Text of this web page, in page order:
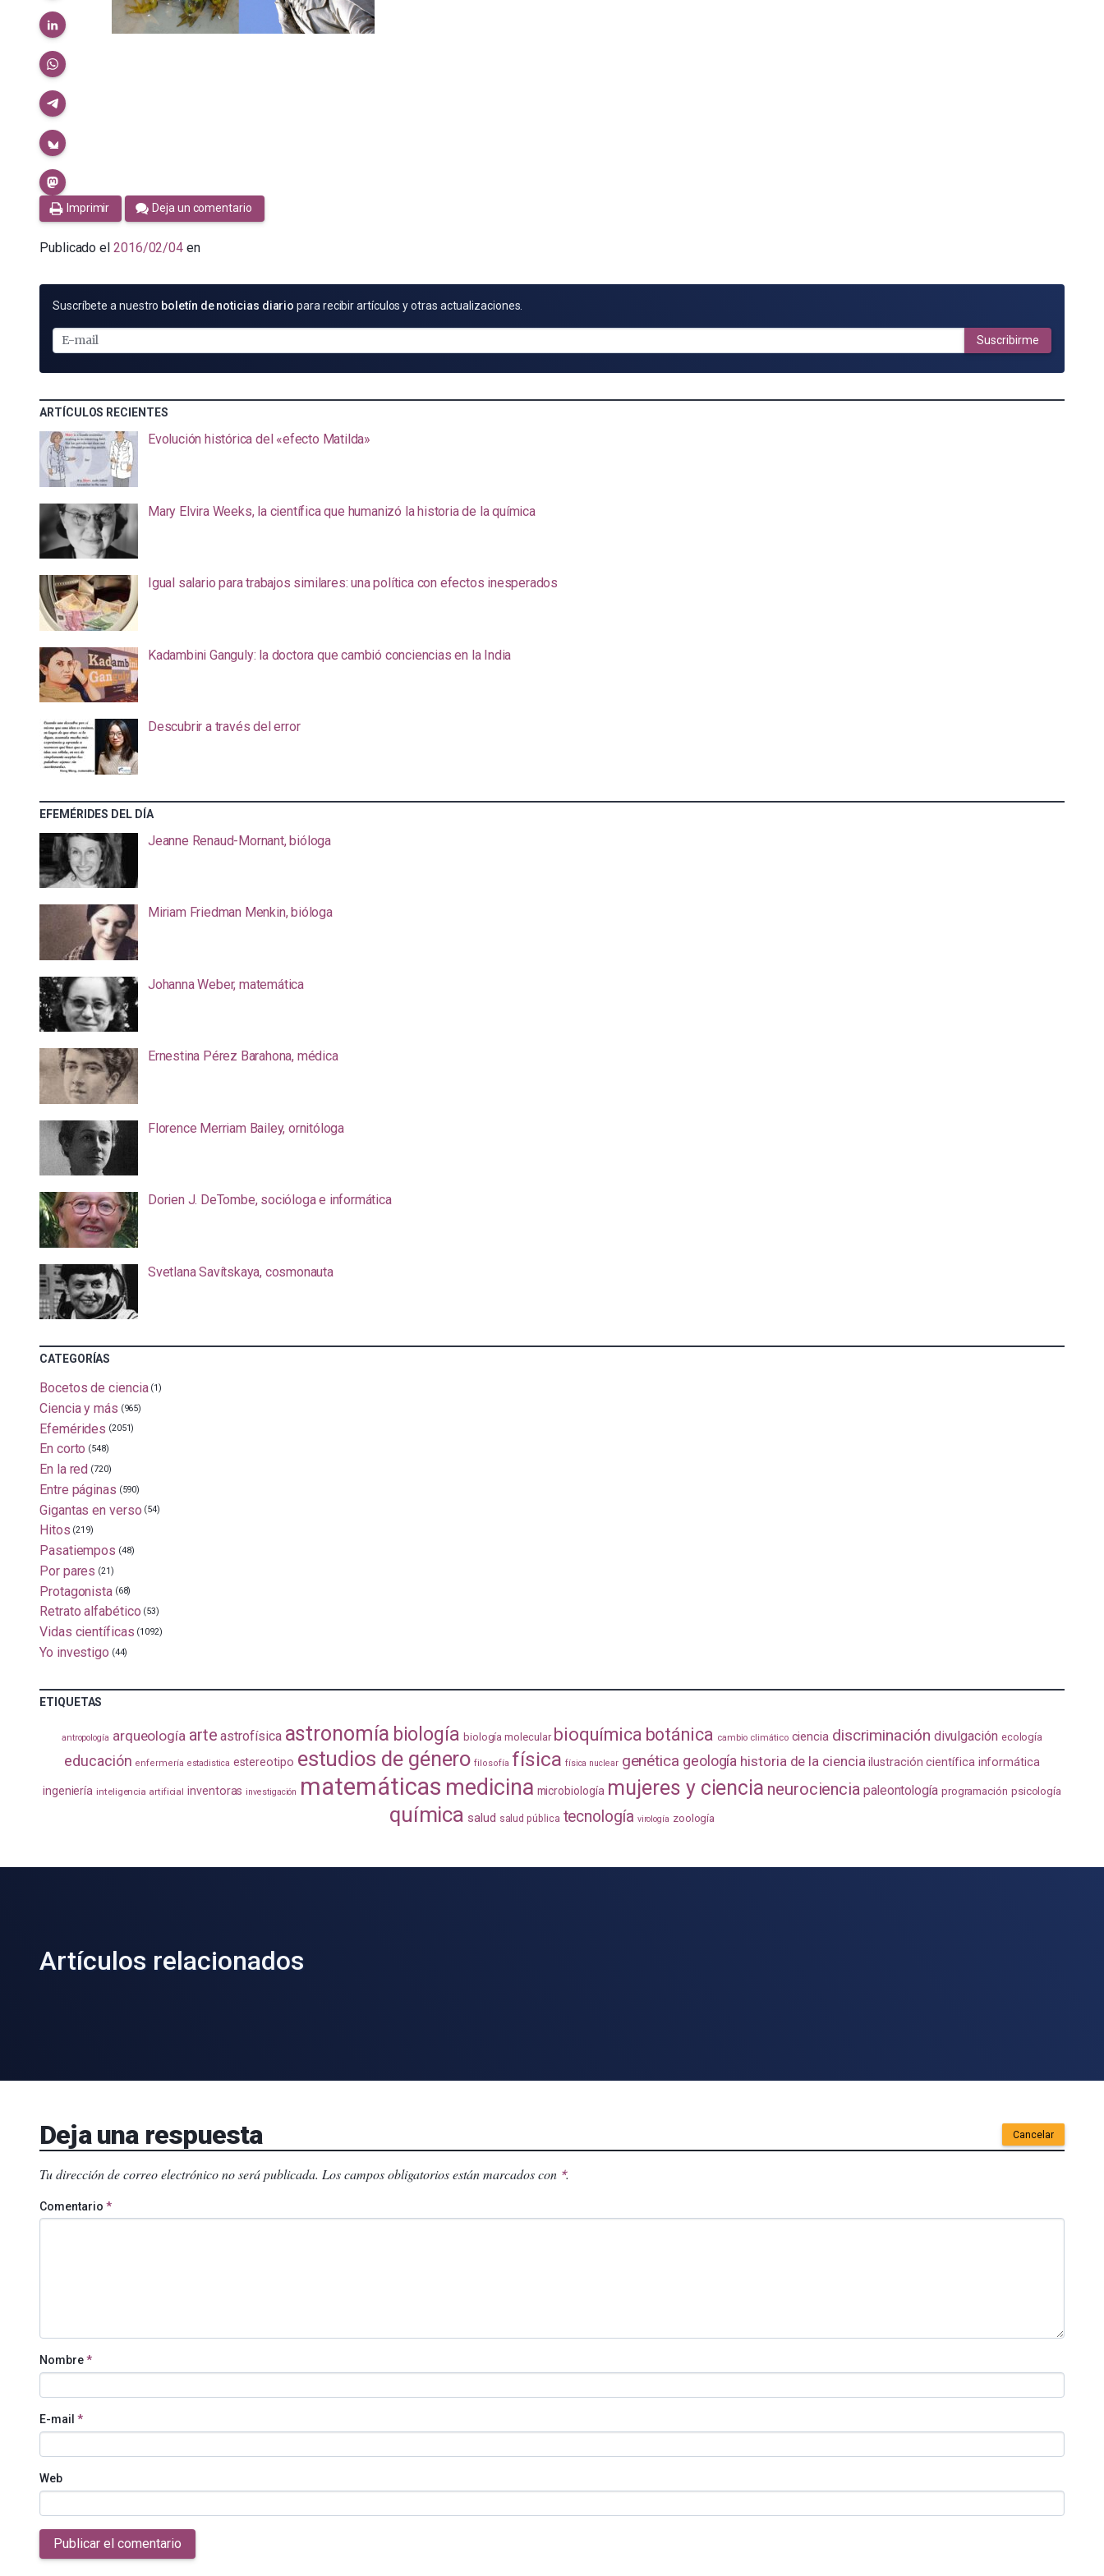
Imprimir Deja un comentario
Publicado el 2016/02/04 en
SUSCRÍBETE
E-
MAIL
Suscríbete a nuestro boletín de noticias diario para recibir artículos y otras actualizaciones.
Suscribirme
ARTÍCULOS RECIENTES
Evolución histórica del «efecto Matilda»
Mary Elvira Weeks, la científica que humanizó la historia de la química
Igual salario para trabajos similares: una política con efectos inesperados
Kadambini Ganguly: la doctora que cambió conciencias en la India
Descubrir a través del error
EFEMÉRIDES DEL DÍA
Jeanne Renaud-Mornant, bióloga
Miriam Friedman Menkin, bióloga
Johanna Weber, matemática
Ernestina Pérez Barahona, médica
Florence Merriam Bailey, ornitóloga
Dorien J. DeTombe, socióloga e informática
Svetlana Savítskaya, cosmonauta
CATEGORÍAS
Bocetos de ciencia (1)
Ciencia y más (965)
Efemérides (2051)
En corto (548)
En la red (720)
Entre páginas (590)
Gigantas en verso (54)
Hitos (219)
Pasatiempos (48)
Por pares (21)
Protagonista (68)
Retrato alfabético (53)
Vidas científicas (1092)
Yo investigo (44)
ETIQUETAS
antropología arqueología arte astrofísica astronomía biología biología molecular bioquímica botánica cambio climático ciencia discriminación divulgación ecología
educación enfermería estadistica estereotipo estudios de género filosofía física física nuclear genética geología historia de la ciencia ilustración científica informática
ingeniería inteligencia artificial inventoras investigación matemáticas medicina microbiología mujeres y ciencia neurociencia paleontología programación psicología
química salud salud pública tecnología virología zoología
Artículos relacionados
Deja una respuesta Cancelar
Tu dirección de correo electrónico no será publicada. Los campos obligatorios están marcados con *.
Comentario *
Nombre*
E-mail *
Web
Publicar el comentario